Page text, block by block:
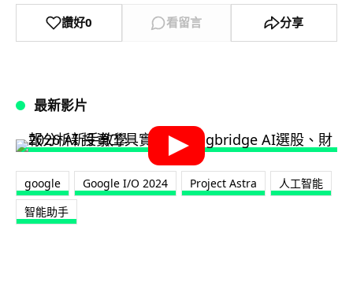
讚好0 看留言 分享
最新影片
google Google I/O 2024 Project Astra
人工智能
智能助手